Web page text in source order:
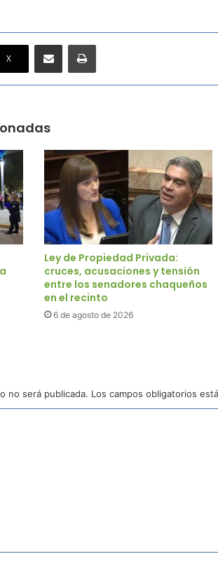
X
Ley de Propiedad Privada:
cruces, acusaciones y tensión
entre los senadores chaqueños
en el recinto
6 de agosto de 2026
no será publicada. Los campos obligatorios